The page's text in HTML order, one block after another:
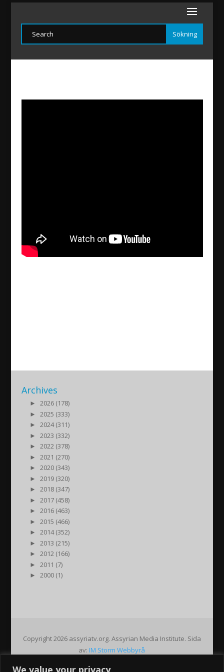
We value your privacy
Archives
►
2026 (178)
►
2025 (333)
►
2024 (311)
►
2023 (332)
►
2022 (378)
►
2021 (270)
►
2020 (343)
►
2019 (320)
►
2018 (347)
►
2017 (458)
►
2016 (463)
►
2015 (466)
►
2014 (352)
►
2013 (215)
►
2012 (166)
►
2011 (7)
►
2000 (1)
Copyright 2026 assyriatv.org. Assyrian Media Institute. Sida
av: IM Storm Webbyrå